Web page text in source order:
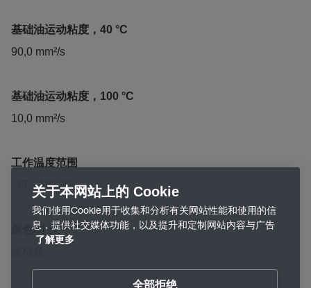
基础油运动粘度，40 °C
90,0 mm²/s
基础油运动粘度，100 °C
10,0 mm²/s
工作温度范围
-35 – 160 °C
颜色/外观
关于本网站上的 Cookie
我们使用Cookie用于收集和分析有关网站性能和使用的信
息，提供社交媒体功能，以及提升和定制网站内容与广告
了解更多